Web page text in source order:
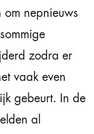
nepnieuws
zodra er
vaak even
gebeurt. In de
al